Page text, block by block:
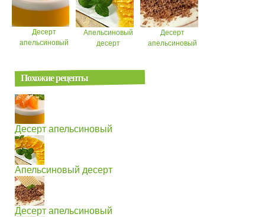
Десерт
апельсиновый
Апельсиновый
десерт
Десерт
апельсиновый
Похожие рецепты
Десерт апельсиновый
Апельсиновый десерт
Десерт апельсиновый